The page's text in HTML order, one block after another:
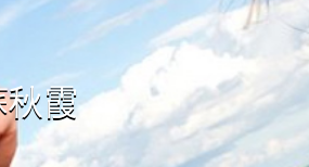
秋霞